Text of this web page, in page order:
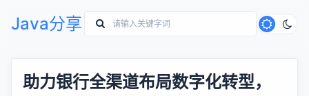
Java分享
助力银行全渠道布局数字化转型，